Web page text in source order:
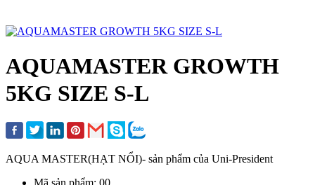
AQUAMASTER GROWTH
5KG SIZE S-L
AQUA MASTER(HẠT NỔI)- sản phẩm của Uni-President